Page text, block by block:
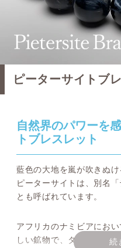
ピーターサイトブ
自然界のパワーを
トブレスレット
藍色の大地を嵐が吹きぬ
ピーターサイトは、別名
とも呼ばれています。
続
アフリカのナミビアにお
しい鉱物で、タイガーア